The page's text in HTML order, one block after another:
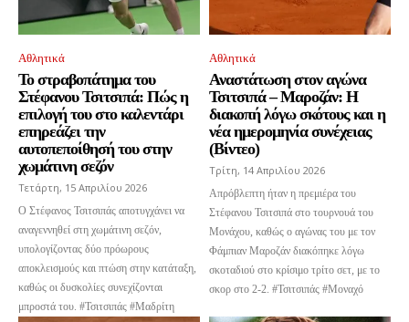
Αθλητικά
Το στραβοπάτημα του
Στέφανου Τσιτσιπά: Πώς η
επιλογή του στο καλεντάρι
επηρεάζει την
αυτοπεποίθησή του στην
χωμάτινη σεζόν
Τετάρτη, 15 Απριλίου 2026
Ο Στέφανος Τσιτσιπάς αποτυγχάνει να
αναγεννηθεί στη χωμάτινη σεζόν,
υπολογίζοντας δύο πρόωρους
αποκλεισμούς και πτώση στην κατάταξη,
καθώς οι δυσκολίες συνεχίζονται
μπροστά του. #Τσιτσιπάς #Μαδρίτη
Αθλητικά
Αναστάτωση στον αγώνα
Τσιτσιπά – Μαροζάν: Η
διακοπή λόγω σκότους και η
νέα ημερομηνία συνέχειας
(Βίντεο)
Τρίτη, 14 Απριλίου 2026
Απρόβλεπτη ήταν η πρεμιέρα του
Στέφανου Τσιτσιπά στο τουρνουά του
Μονάχου, καθώς ο αγώνας του με τον
Φάμπιαν Μαροζάν διακόπηκε λόγω
σκοταδιού στο κρίσιμο τρίτο σετ, με το
σκορ στο 2-2. #Τσιτσιπάς #Μοναχό